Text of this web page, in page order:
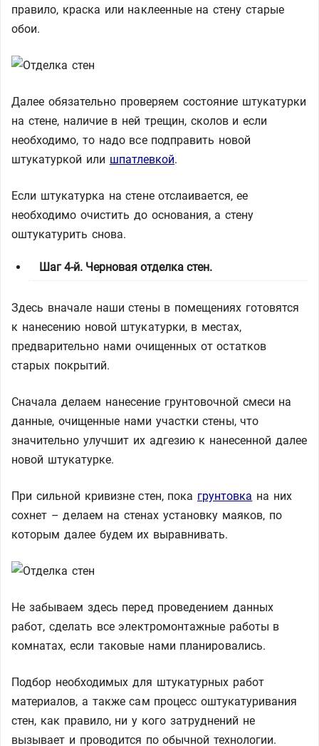
правило, краска или наклеенные на стену старые
обои.
Далее обязательно проверяем состояние штукатурки
на стене, наличие в ней трещин, сколов и если
необходимо, то надо все подправить новой
штукатуркой или шпатлевкой.
Если штукатурка на стене отслаивается, ее
необходимо очистить до основания, а стену
оштукатурить снова.
Шаг 4-й. Черновая отделка стен.
Здесь вначале наши стены в помещениях готовятся
к нанесению новой штукатурки, в местах,
предварительно нами очищенных от остатков
старых покрытий.
Сначала делаем нанесение грунтовочной смеси на
данные, очищенные нами участки стены, что
значительно улучшит их адгезию к нанесенной далее
новой штукатурке.
При сильной кривизне стен, пока грунтовка на них
сохнет – делаем на стенах установку маяков, по
которым далее будем их выравнивать.
Не забываем здесь перед проведением данных
работ, сделать все электромонтажные работы в
комнатах, если таковые нами планировались.
Подбор необходимых для штукатурных работ
материалов, а также сам процесс оштукатуривания
стен, как правило, ни у кого затруднений не
вызывает и проводится по обычной технологии.